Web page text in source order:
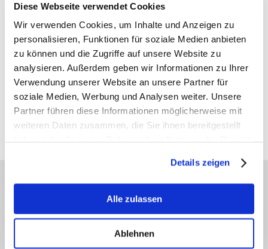
Diese Webseite verwendet Cookies
Wir verwenden Cookies, um Inhalte und Anzeigen zu
personalisieren, Funktionen für soziale Medien anbieten
zu können und die Zugriffe auf unsere Website zu
analysieren. Außerdem geben wir Informationen zu Ihrer
Verwendung unserer Website an unsere Partner für
soziale Medien, Werbung und Analysen weiter. Unsere
Partner führen diese Informationen möglicherweise mit
weiteren Daten zusammen, die Sie ihnen bereitgestellt
Details zeigen
Alle zulassen
Ablehnen
PREMIUM
Bei beiden OP-Verfahren muss der Patient sich im Vorwege
für eine bestimmte Intraokularlinse entscheiden, die am
ehesten seinen Sehgewohnheiten und Ansprüchen
entspricht. Neben der Auswahl des Brennpunktes werden
auch Premiumlinsen mit verbesserten optischen
Eigenschaften und Zusatznutzen angeboten.
AKTUELLE THEMEN DER AOB
Trockenes Auge (Sicca-Syndrom)